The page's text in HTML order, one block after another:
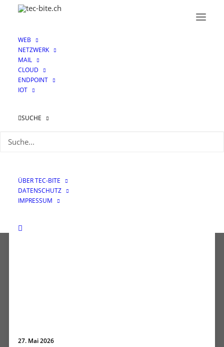
WEB
NETZWERK
MAIL
CLOUD
ENDPOINT
IOT
SUCHE
ÜBER TEC-BITE
DATENSCHUTZ
IMPRESSUM
27. Mai 2026